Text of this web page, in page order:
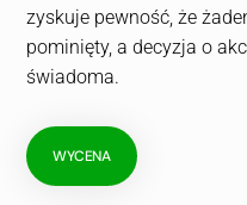
zyskuje pewność, że
pominięty, a decyzja o
świadoma.
WYCENA